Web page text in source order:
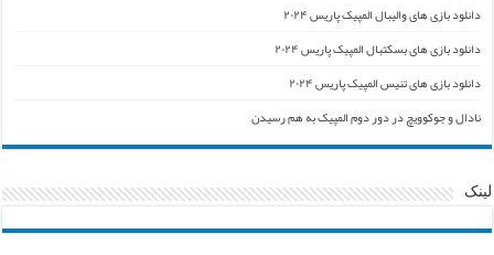
دانلود بازی های والیبال المپیک پاریس ۲۰۲۴
دانلود بازی های بسکتبال المپیک پاریس ۲۰۲۴
دانلود بازی های تنیس المپیک پاریس ۲۰۲۴
نادال و جوکوویچ در دور دوم المپیک به هم رسیدن
لینک